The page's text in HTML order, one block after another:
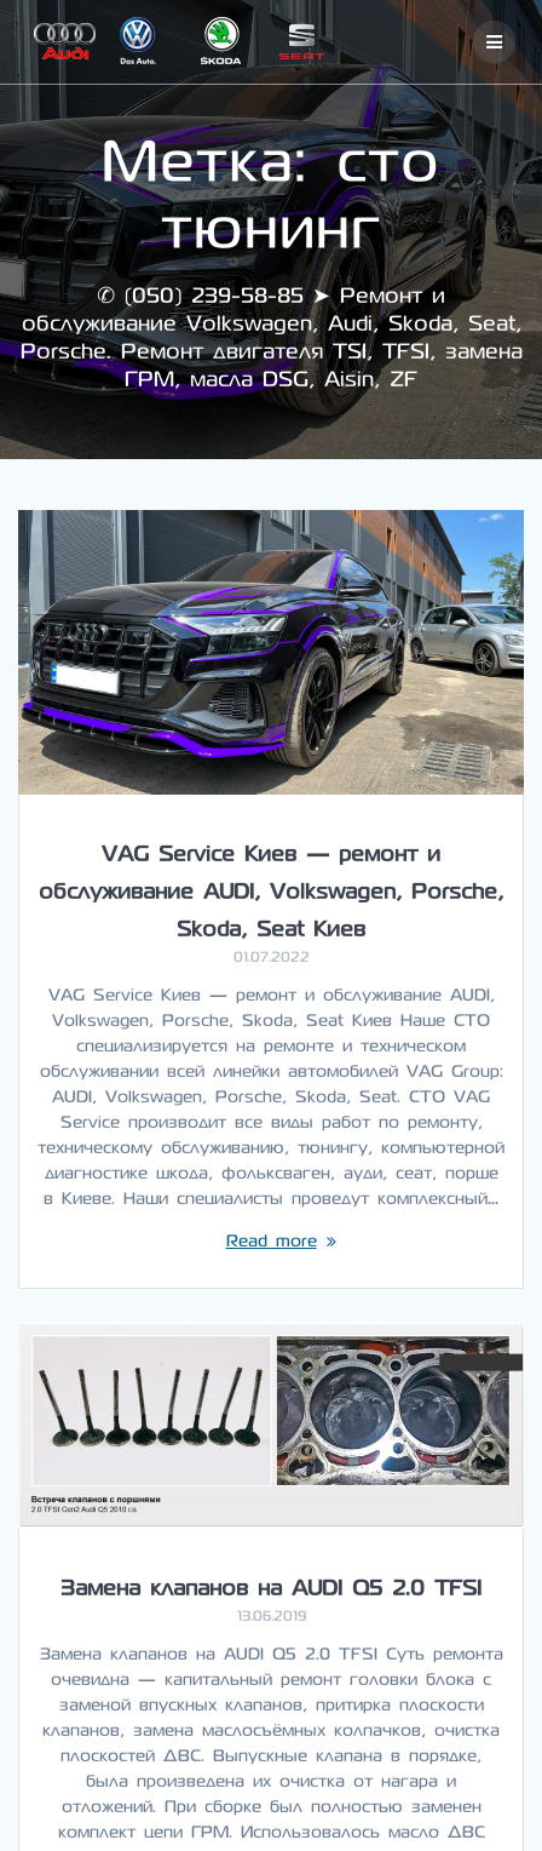
Skip
content
Метка:сто
тюнинг
✆ (050) 239-58-85 ➤ Ремонт и
обслуживание Volkswagen, Audi, Skoda, Seat,
Porsche. Ремонт двигателя TSI, TFSI, замена
ГРМ, масла DSG, Aisin, ZF
VAG Service Киев — ремонт и
обслуживание AUDI, Volkswagen, Porsche,
Skoda, Seat Киев
01.07.2022
VAG Service Киев — ремонт и обслуживание AUDI,
Volkswagen, Porsche, Skoda, Seat Киев Наше СТО
специализируется на ремонте и техническом
обслуживании всей линейки автомобилей VAG Group:
AUDI, Volkswagen, Porsche, Skoda, Seat. СТО VAG
Service производит все виды работ по ремонту,
техническому обслуживанию, тюнингу, компьютерной
диагностике шкода, фольксваген, ауди, сеат, порше
в Киеве. Наши специалисты проведут комплексный…
Read more
Замена клапанов на AUDI Q5 2.0 TFSI
13.06.2019
Замена клапанов на AUDI Q5 2.0 TFSI Суть ремонта
очевидна — капитальный ремонт головки блока с
заменой впускных клапанов, притирка плоскости
клапанов, замена маслосъёмных колпачков, очистка
плоскостей ДВС. Выпускные клапана в порядке,
была произведена их очистка от нагара и
отложений. При сборке был полностью заменен
комплект цепи ГРМ. Использовалось масло ДВС